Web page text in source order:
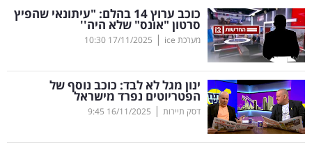
מדדים
ומחקרים
דעות
רכילות
עסקית
כוכב ערוץ 14 בהלם: "עיתונאי שהפיץ
סרטון "אונס" שלא היה''
מערכת ice |
17/11/2025
10:30
ינון מגל לא לבד: כוכב נוסף של
הפטריוטים נפרד מישראל
דסק תיירות |
16/11/2025
9:45